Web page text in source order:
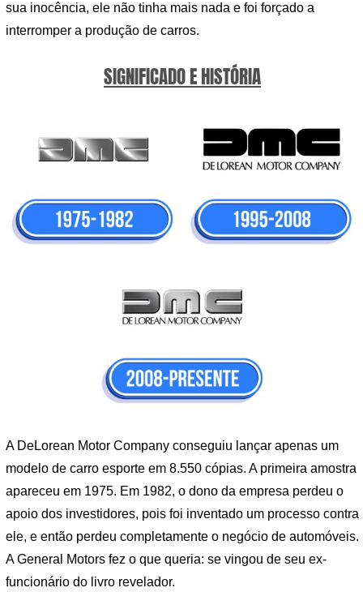
sua inocência, ele não tinha mais nada e foi forçado a
interromper a produção de carros.
SIGNIFICADO E HISTÓRIA
A DeLorean Motor Company conseguiu lançar apenas um
modelo de carro esporte em 8.550 cópias. A primeira amostra
apareceu em 1975. Em 1982, o dono da empresa perdeu o
apoio dos investidores, pois foi inventado um processo contra
ele, e então perdeu completamente o negócio de automóveis.
A General Motors fez o que queria: se vingou de seu ex-
funcionário do livro revelador.